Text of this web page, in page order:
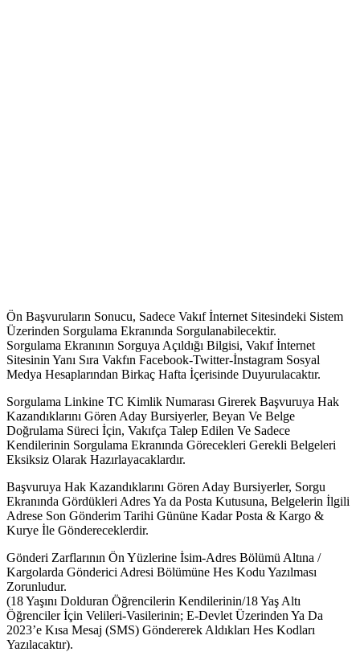
Ön Başvuruların Sonucu, Sadece Vakıf İnternet Sitesindeki Sistem
Üzerinden Sorgulama Ekranında Sorgulanabilecektir.
Sorgulama Ekranının Sorguya Açıldığı Bilgisi, Vakıf İnternet
Sitesinin Yanı Sıra Vakfın Facebook-Twitter-İnstagram Sosyal
Medya Hesaplarından Birkaç Hafta İçerisinde Duyurulacaktır.
Sorgulama Linkine TC Kimlik Numarası Girerek Başvuruya Hak
Kazandıklarını Gören Aday Bursiyerler, Beyan Ve Belge
Doğrulama Süreci İçin, Vakıfça Talep Edilen Ve Sadece
Kendilerinin Sorgulama Ekranında Görecekleri Gerekli Belgeleri
Eksiksiz Olarak Hazırlayacaklardır.
Başvuruya Hak Kazandıklarını Gören Aday Bursiyerler, Sorgu
Ekranında Gördükleri Adres Ya da Posta Kutusuna, Belgelerin İlgili
Adrese Son Gönderim Tarihi Gününe Kadar Posta & Kargo &
Kurye İle Göndereceklerdir.
Gönderi Zarflarının Ön Yüzlerine İsim-Adres Bölümü Altına /
Kargolarda Gönderici Adresi Bölümüne Hes Kodu Yazılması
Zorunludur.
(18 Yaşını Dolduran Öğrencilerin Kendilerinin/18 Yaş Altı
Öğrenciler İçin Velileri-Vasilerinin; E-Devlet Üzerinden Ya Da
2023’e Kısa Mesaj (SMS) Göndererek Aldıkları Hes Kodları
Yazılacaktır).